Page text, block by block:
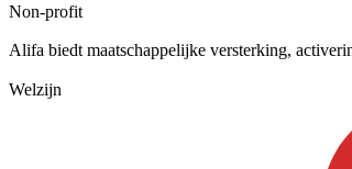
Non-profit
Alifa biedt maatschappelijke versterking,
Welzijn